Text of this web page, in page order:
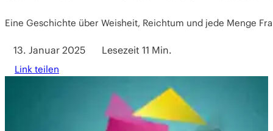
Eine Geschichte über Weisheit, Reichtum und jede Menge
13. Januar 2025 Lesezeit 11 Min.
Link teilen